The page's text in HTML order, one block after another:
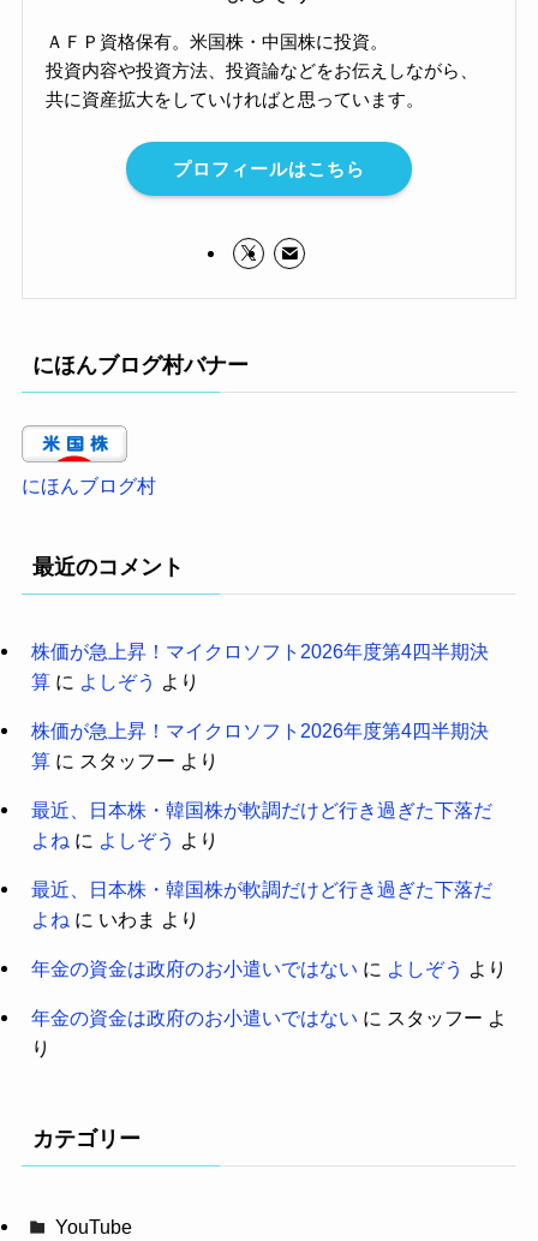
ＡＦＰ資格保有。米国株・中国株に投資。
投資内容や投資方法、投資論などをお伝えしながら、
共に資産拡大をしていければと思っています。
プロフィールはこちら
にほんブログ村バナー
にほんブログ村
最近のコメント
株価が急上昇！マイクロソフト2026年度第4四半期決
算に よしぞう より
株価が急上昇！マイクロソフト2026年度第4四半期決
算に スタッフー より
最近、日本株・韓国株が軟調だけど行き過ぎた下落だ
よね に よしぞう より
最近、日本株・韓国株が軟調だけど行き過ぎた下落だ
よね に いわま より
年金の資金は政府のお小遣いではない に よしぞう より
年金の資金は政府のお小遣いではない に スタッフー よ
り
カテゴリー
YouTube